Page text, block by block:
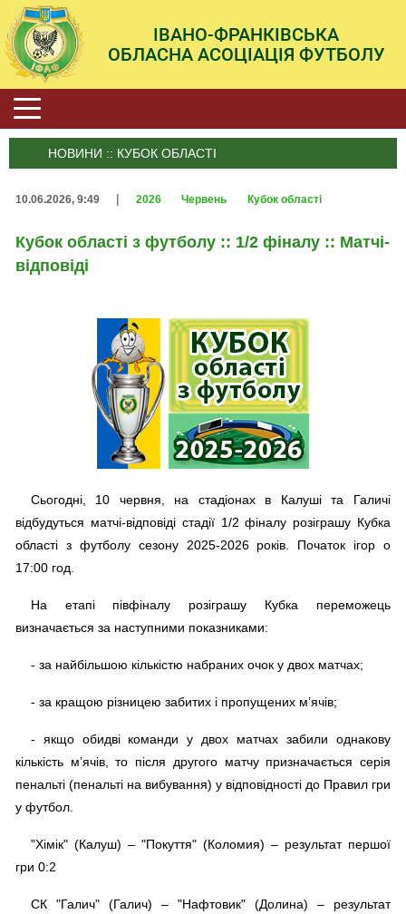
ІВАНО-ФРАНКІВСЬКА
ОБЛАСНА АСОЦІАЦІЯ ФУТБОЛУ
НОВИНИ :: КУБОК ОБЛАСТІ
10.06.2026, 9:49 | 2026 Червень Кубок області
Кубок області з футболу :: 1/2 фіналу :: Матчі-
відповіді
Сьогодні, 10 червня, на стадіонах в Калуші та Галичі
відбудуться матчі-відповіді стадії 1/2 фіналу розіграшу Кубка
області з футболу сезону 2025-2026 років. Початок ігор о
17:00 год.
На етапі півфіналу розіграшу Кубка переможець
визначається за наступними показниками:
- за найбільшою кількістю набраних очок у двох матчах;
- за кращою різницею забитих і пропущених м’ячів;
- якщо обидві команди у двох матчах забили однакову
кількість м’ячів, то після другого матчу призначається серія
пенальті (пенальті на вибування) у відповідності до Правил гри
у футбол.
"Хімік" (Калуш) – "Покуття" (Коломия) – результат першої
гри 0:2
СК "Галич" (Галич) – "Нафтовик" (Долина) – результат